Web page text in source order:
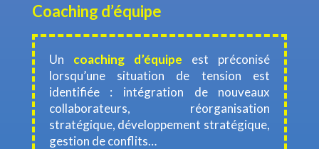
Coaching d’équipe
Un coaching d’équipe est préconisé
lorsqu’une situation de tension est
identifiée : intégration de nouveaux
collaborateurs, réorganisation
stratégique, développement stratégique,
gestion de conflits…